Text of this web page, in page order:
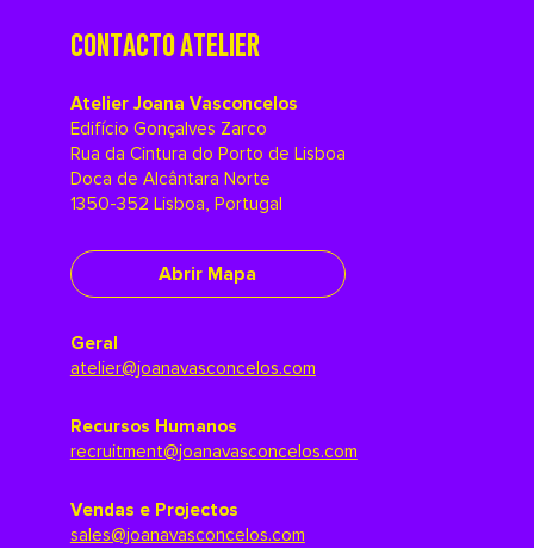
CONTACTO ATELIER
Atelier Joana Vasconcelos
Edifício Gonçalves Zarco
Rua da Cintura do Porto de Lisboa
Doca de Alcântara Norte
1350-352 Lisboa, Portugal
Abrir Mapa
Geral
atelier@joanavasconcelos.com
Recursos Humanos
recruitment@joanavasconcelos.com
Vendas e Projectos
sales@joanavasconcelos.com